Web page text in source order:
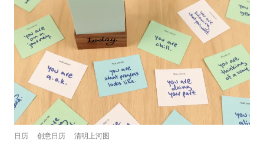
日历 创意日历 清明上河图